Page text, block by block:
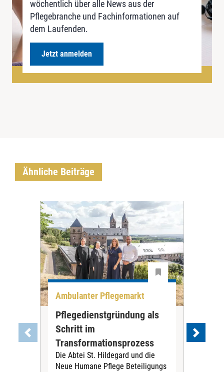
wöchentlich über alle News aus der
Pflegebranche und Fachinformationen auf
dem Laufenden.
Jetzt anmelden
Ähnliche Beiträge
Ambulanter Pflegemarkt
Pflegedienstgründung als
Schritt im
Transformationsprozess
Die Abtei St. Hildegard und die
Neue Humane Pflege Beteiligungs